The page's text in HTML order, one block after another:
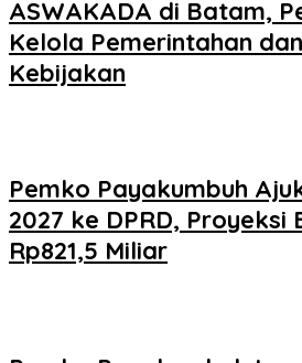
ASWAKADA di Batam,
Kelola Pemerintahan
Kebijakan
Pemko Payakumbuh
2027 ke DPRD, Proyeksi
Rp821,5 Miliar